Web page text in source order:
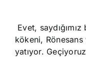
Evet,
kökeni, Rönesans
yatıyor.